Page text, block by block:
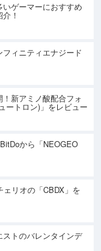
ゲーマーにおすすめ
！
ィニティエナジード
新アミノ酸配合フォ
ートロン)」をレビュー
から「NEOGEO
リオの「CBDX」を
トのバレンタインデ